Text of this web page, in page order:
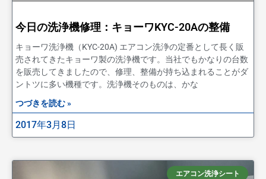
今日の洗浄機修理：キョーワKYC-20Aの整備
キョーワ洗浄機（KYC-20A) エアコン洗浄の定番として長く販
売されてきたキョーワ製の洗浄機です。当社でもかなりの台数
を販売してきましたので、修理、整備が持ち込まれることがダ
ントツに多い機種です。洗浄機そのものは、かな
つづきを読む »
2017年3月8日
エアコン洗浄シート